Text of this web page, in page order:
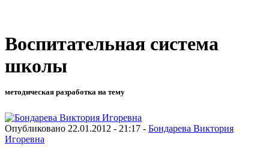
Воспитательная система
школы
методическая разработка на тему
Опубликовано 22.01.2012 - 21:17 - Бондарева Виктория
Игоревна